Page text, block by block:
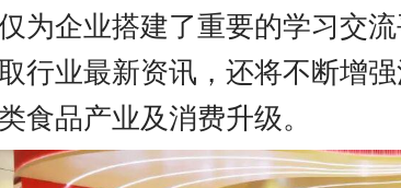
为企业搭建了重要的学习交
行业最新资讯，还将不断增
类食品产业及消费升级。